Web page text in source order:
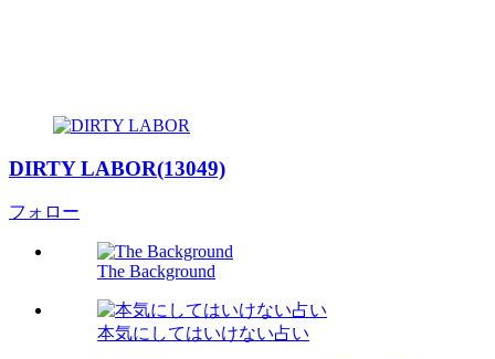
DIRTY LABOR(13049)
フォロー
The Background
本気にしてはいけない占い